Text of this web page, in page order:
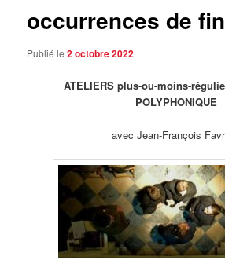
occurrences de
Publié le2 octobre 2022
ATELIERS plus-ou-moins-
POLYPHONIQUE
avec Jean-François